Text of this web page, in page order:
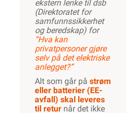
ekstern lenke til dsb
(Direktoratet for
samfunnssikkerhet
og beredskap) for
“Hva kan
privatpersoner gjøre
selv på det elektriske
anlegget?”
Alt som går på strøm
eller batterier (EE-
avfall) skal leveres
til retur når det ikke